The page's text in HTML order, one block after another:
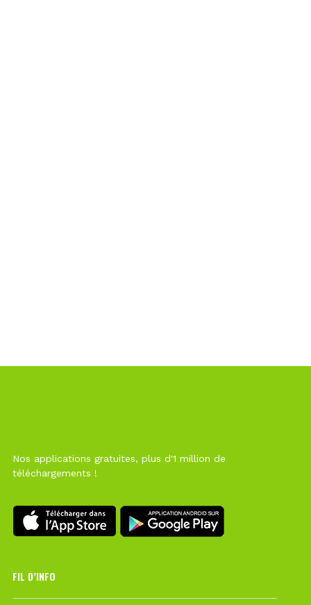
Nos applications gratuites, plus d'1 million de
téléchargements !
FIL D’INFO